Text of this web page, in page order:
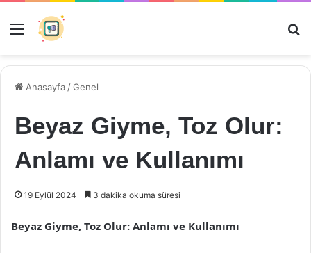
Menü
Anasayfa /Genel
Beyaz Giyme, Toz Olur:
Anlamı ve Kullanımı
19 Eylül 2024 3 dakika okuma süresi
Beyaz Giyme, Toz Olur: Anlamı ve Kullanımı